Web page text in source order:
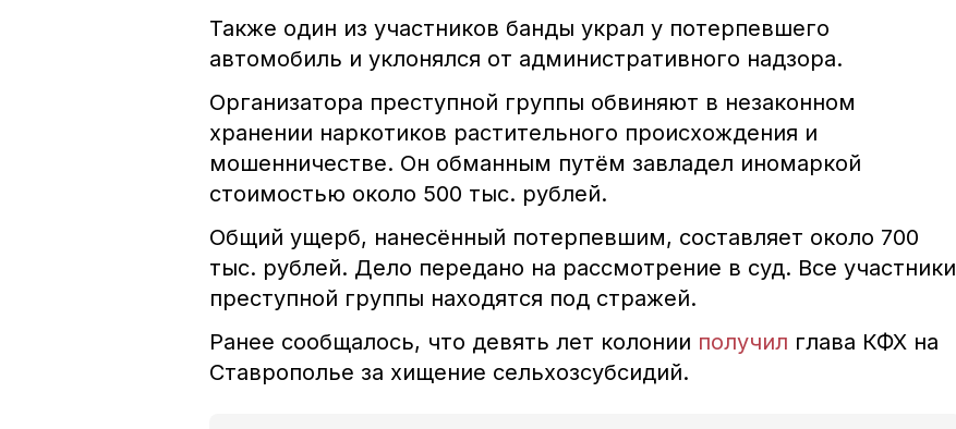
Также один из участников банды украл у потерпевшего
автомобиль и уклонялся от административного надзора.
Организатора преступной группы обвиняют в незаконном
хранении наркотиков растительного происхождения и
мошенничестве. Он обманным путём завладел иномаркой
стоимостью около 500 тыс. рублей.
Общий ущерб, нанесённый потерпевшим, составляет около 700
тыс. рублей. Дело передано на рассмотрение в суд. Все участники
преступной группы находятся под стражей.
Ранее сообщалось, что девять лет колонии получил глава КФХ на
Ставрополье за хищение сельхозсубсидий.